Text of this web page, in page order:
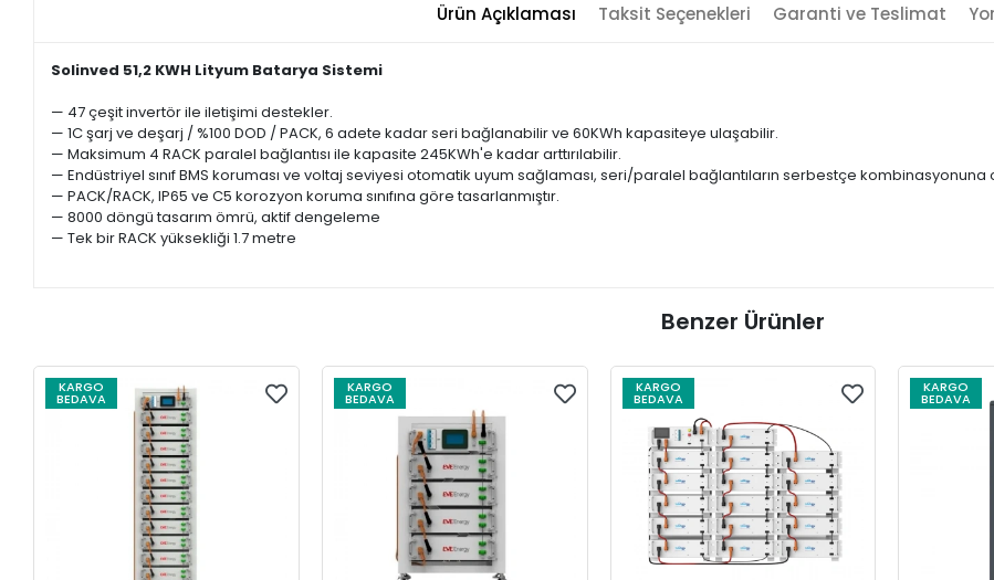
Ürün Açıklaması Taksit Seçenekleri Garanti ve Teslimat
Solinved 51,2 KWH Lityum Batarya Sistemi
— 47 çeşit invertör ile iletişimi destekler.
— 1C şarj ve deşarj / %100 DOD / PACK, 6 adete kadar seri bağlanabilir ve 60KWh kapasiteye ulaşabilir.
— Maksimum 4 RACK paralel bağlantısı ile kapasite 245KWh'e kadar arttırılabilir.
— Endüstriyel sınıf BMS koruması ve voltaj seviyesi otomatik uyum sağlaması, seri/paralel bağlantıların serbestçe kombinasyonuna
— PACK/RACK, IP65 ve C5 korozyon koruma sınıfına göre tasarlanmıştır.
— 8000 döngü tasarım ömrü, aktif dengeleme
— Tek bir RACK yüksekliği 1.7 metre
Benzer Ürünler
KARGO
BEDAVA
KARGO
BEDAVA
KARGO
BEDAVA
KARGO
BEDAVA